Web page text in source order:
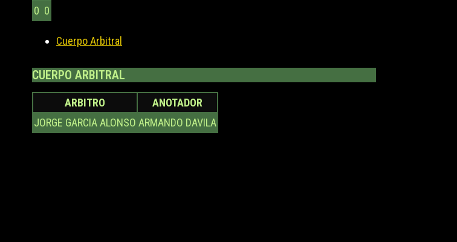
0 0
Cuerpo Arbitral
CUERPO ARBITRAL
ARBITRO
ANOTADOR
JORGE GARCIA ALONSO ARMANDO DAVILA